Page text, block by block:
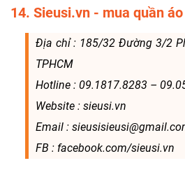
14. Sieusi.vn - mua quần
Địa chỉ : 185/32 Đường 3/2
TPHCM
Hotline : 09.1817.8283 –
Website : sieusi.vn
Email :
FB : facebook.com/sieusi.vn